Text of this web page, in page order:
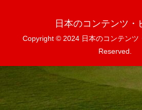
日本のコンテンツ・
Copyright © 2024 日本のコンテンツ
Reserved.